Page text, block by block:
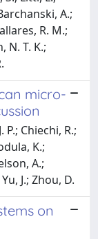
A.;
R. M.;
N. T. K.;
micro-
Chiechi, R.;
K.;
A.;
J.; Zhou, D.
on